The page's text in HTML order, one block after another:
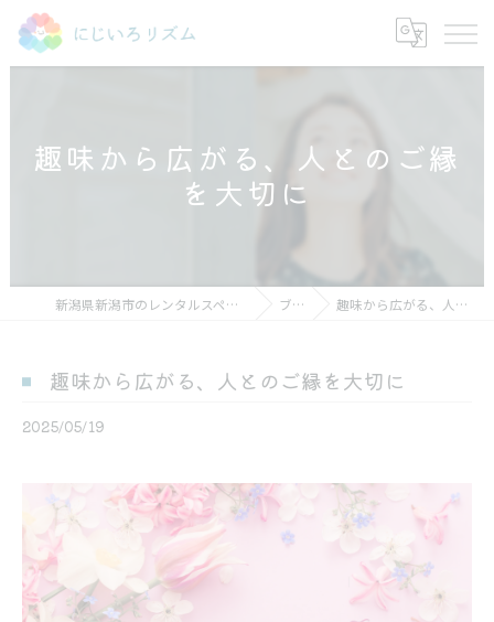
趣味から広がる、人とのご縁
を大切に
新潟県新潟市のレンタルスペースならにじいろリズム ブログ 趣味から広がる、人とのご縁を大切に
趣味から広がる、人とのご縁を大切に
2025/05/19